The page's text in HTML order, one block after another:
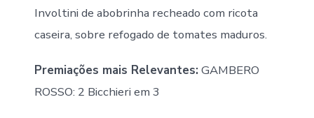
Involtini de abobrinha recheado com ricota
caseira, sobre refogado de tomates maduros.
Premiações mais Relevantes: GAMBERO
ROSSO: 2 Bicchieri em 3